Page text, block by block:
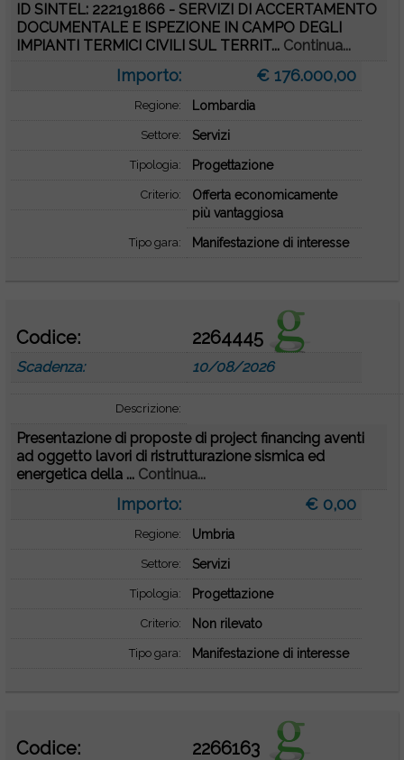
ID SINTEL: 222191866 - SERVIZI DI ACCERTAMENTO
DOCUMENTALE E ISPEZIONE IN CAMPO DEGLI
IMPIANTI TERMICI CIVILI SUL TERRIT... Continua...
Importo: € 176.000,00
Regione: Lombardia
Settore: Servizi
Tipologia: Progettazione
Criterio:
Offerta economicamente
più vantaggiosa
Tipo gara: Manifestazione di interesse
Codice: 2264445
Scadenza: 10/08/2026
Descrizione:
Presentazione di proposte di project financing aventi
ad oggetto lavori di ristrutturazione sismica ed
energetica della ... Continua...
Importo: € 0,00
Regione: Umbria
Settore: Servizi
Tipologia: Progettazione
Criterio: Non rilevato
Tipo gara: Manifestazione di interesse
Codice: 2266163